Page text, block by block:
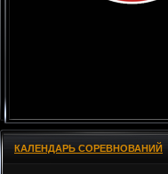
КАЛЕНДАРЬ СОРЕВНОВАНИЙ